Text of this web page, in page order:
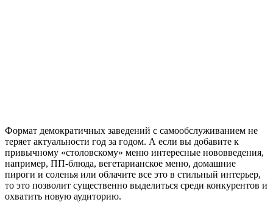
Формат демократичных заведений с самообслуживанием не
теряет актуальности год за годом. А если вы добавите к
привычному «столовскому» меню интересные нововведения,
например, ПП-блюда, вегетарианское меню, домашние
пироги и соленья или облачите все это в стильный интерьер,
то это позволит существенно выделиться среди конкурентов и
охватить новую аудиторию.